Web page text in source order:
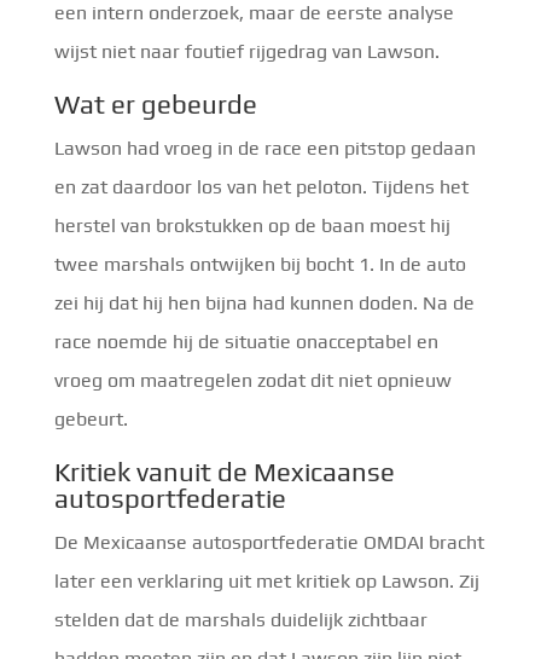
een intern onderzoek, maar de eerste analyse
wijst niet naar foutief rijgedrag van Lawson.
Wat er gebeurde
Lawson had vroeg in de race een pitstop gedaan
en zat daardoor los van het peloton. Tijdens het
herstel van brokstukken op de baan moest hij
twee marshals ontwijken bij bocht 1. In de auto
zei hij dat hij hen bijna had kunnen doden. Na de
race noemde hij de situatie onacceptabel en
vroeg om maatregelen zodat dit niet opnieuw
gebeurt.
Kritiek vanuit de Mexicaanse
autosportfederatie
De Mexicaanse autosportfederatie OMDAI bracht
later een verklaring uit met kritiek op Lawson. Zij
stelden dat de marshals duidelijk zichtbaar